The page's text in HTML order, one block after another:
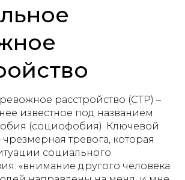
расстройство (СТР) –
известное под названием
(социофобия). Ключевой
тревога, которая
социального
«внимание другого человека